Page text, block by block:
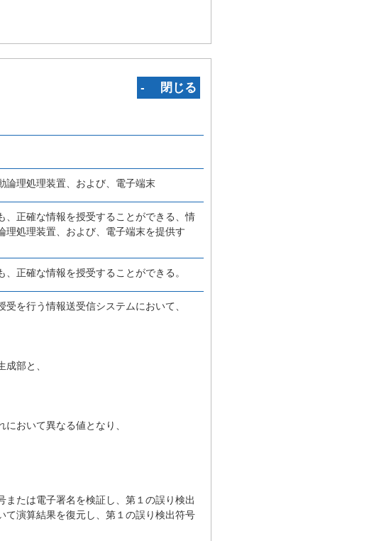
‐ 閉じる
論理処理装置、および、電子端末
、正確な情報を授受することができる、情
処理装置、および、電子端末を提供す
正確な情報を授受することができる。
を行う情報送受信システムにおいて、
部と、
おいて異なる値となり、
たは電子署名を検証し、第１の誤り検出
て演算結果を復元し、第１の誤り検出符号